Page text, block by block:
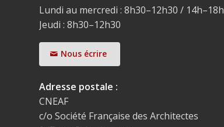
Lundi au mercredi : 8h30–12h30 / 14h–18h
Jeudi : 8h30–12h30
Nous écrire
Adresse postale :
CNEAF
c/o Société Française des Architectes